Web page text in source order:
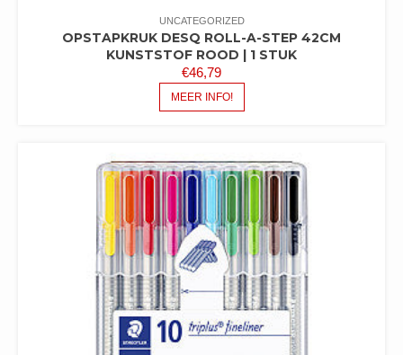
UNCATEGORIZED
OPSTAPKRUK DESQ ROLL-A-STEP 42CM
KUNSTSTOF ROOD | 1 STUK
€46,79
MEER INFO!